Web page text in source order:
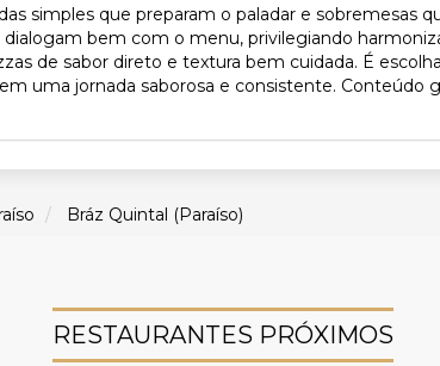
simples que preparam o paladar e sobremesas
bem com o menu, privilegiando
de sabor direto e textura bem cuidada. É
uma jornada saborosa e consistente. Conteúdo
Bráz Quintal (Paraíso)
RESTAURANTES PRÓXIMOS